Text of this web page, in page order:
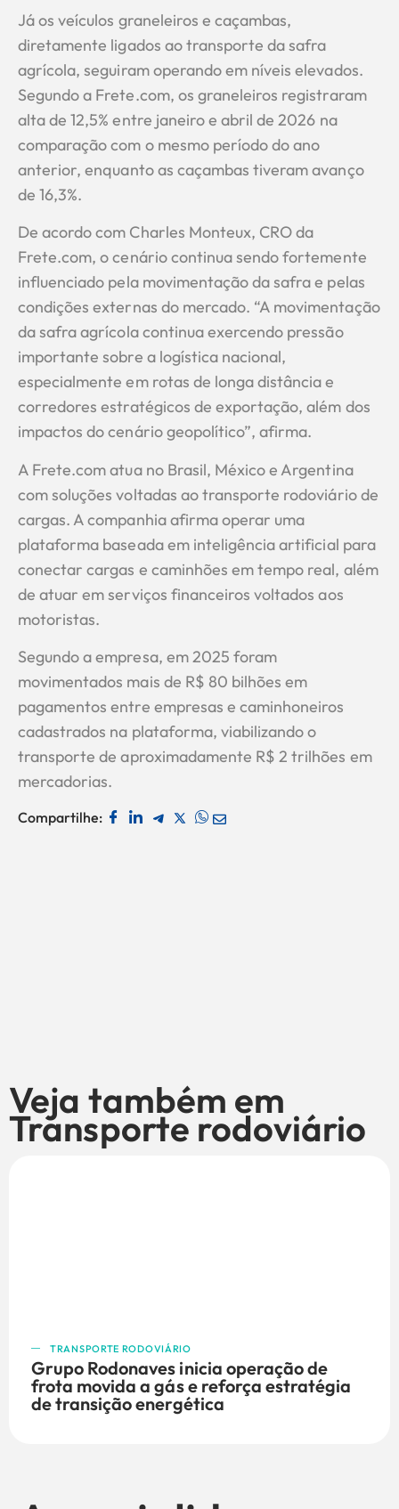
Já os veículos graneleiros e caçambas,
diretamente ligados ao transporte da safra
agrícola, seguiram operando em níveis elevados.
Segundo a Frete.com, os graneleiros registraram
alta de 12,5% entre janeiro e abril de 2026 na
comparação com o mesmo período do ano
anterior, enquanto as caçambas tiveram avanço
de 16,3%.
De acordo com Charles Monteux, CRO da
Frete.com, o cenário continua sendo fortemente
influenciado pela movimentação da safra e pelas
condições externas do mercado. “A movimentação
da safra agrícola continua exercendo pressão
importante sobre a logística nacional,
especialmente em rotas de longa distância e
corredores estratégicos de exportação, além dos
impactos do cenário geopolítico”, afirma.
A Frete.com atua no Brasil, México e Argentina
com soluções voltadas ao transporte rodoviário de
cargas. A companhia afirma operar uma
plataforma baseada em inteligência artificial para
conectar cargas e caminhões em tempo real, além
de atuar em serviços financeiros voltados aos
motoristas.
Segundo a empresa, em 2025 foram
movimentados mais de R$ 80 bilhões em
pagamentos entre empresas e caminhoneiros
cadastrados na plataforma, viabilizando o
transporte de aproximadamente R$ 2 trilhões em
mercadorias.
Compartilhe:
Veja também em
Transporte rodoviário
TRANSPORTE RODOVIÁRIO
Grupo Rodonaves inicia operação de
frota movida a gás e reforça estratégia
de transição energética